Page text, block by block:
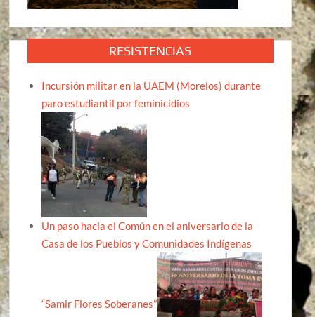
RESISTENCIAS
Incursión militar en la UAEM (Morelos) durante
paro estudiantil por feminicidios
Un paso hacia el Común en el aniversario de la
Casa de los Pueblos y Comunidades Indígenas
“Samir Flores Soberanes”